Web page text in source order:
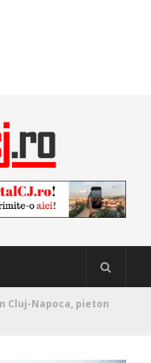
Cluj-Napoca, pieton